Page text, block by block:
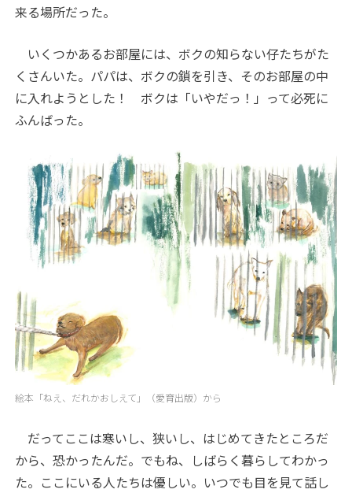
来る場所だった。
いくつかあるお部屋には、ボクの知らない仔たちがた
くさんいた。パパは、ボクの鎖を引き、そのお部屋の中
に入れようとした！ ボクは「いやだっ！」って必死に
ふんばった。
絵本「ねえ、だれかおしえて」（愛育出版）から
だってここは寒いし、狭いし、はじめてきたところだ
から、恐かったんだ。でもね、しばらく暮らしてわかっ
た。ここにいる人たちは優しい。いつでも目を見て話し